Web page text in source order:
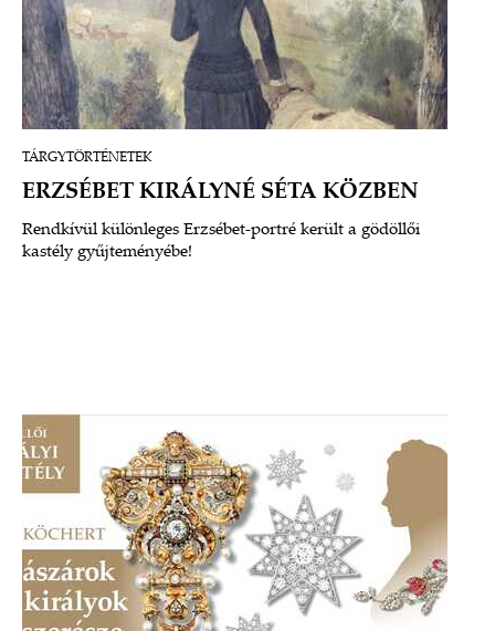
TÁRGYTÖRTÉNETEK
ERZSÉBET KIRÁLYNÉ SÉTA KÖZBEN
Rendkívül különleges Erzsébet-portré került a gödöllői
kastély gyűjteményébe!